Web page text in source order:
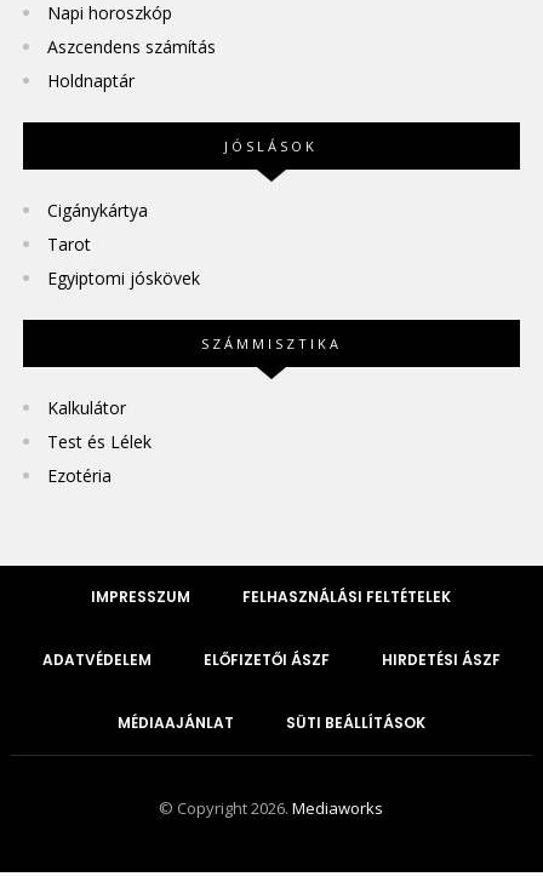
Napi horoszkóp
Aszcendens számítás
Holdnaptár
JÓSLÁSOK
Cigánykártya
Tarot
Egyiptomi jóskövek
SZÁMMISZTIKA
Kalkulátor
Test és Lélek
Ezotéria
IMPRESSZUM FELHASZNÁLÁSI FELTÉTELEK
ADATVÉDELEM ELŐFIZETŐI ÁSZF HIRDETÉSI ÁSZF
MÉDIAAJÁNLAT SÜTI BEÁLLÍTÁSOK
© Copyright 2026.Mediaworks